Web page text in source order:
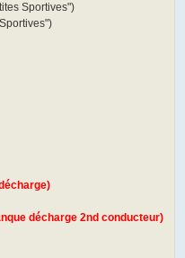
Sportives")
décharge 2nd conducteur)